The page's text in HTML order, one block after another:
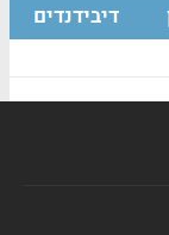
דיבידנדים